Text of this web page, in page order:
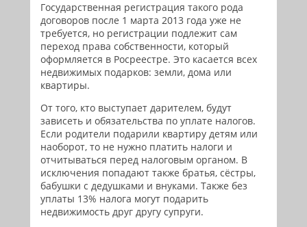
Государственная регистрация такого рода
договоров после 1 марта 2013 года уже не
требуется, но регистрации подлежит сам
переход права собственности, который
оформляется в Росреестре. Это касается всех
недвижимых подарков: земли, дома или
квартиры.
От того, кто выступает дарителем, будут
зависеть и обязательства по уплате налогов.
Если родители подарили квартиру детям или
наоборот, то не нужно платить налоги и
отчитываться перед налоговым органом. В
исключения попадают также братья, сёстры,
бабушки с дедушками и внуками. Также без
уплаты 13% налога могут подарить
недвижимость друг другу супруги.